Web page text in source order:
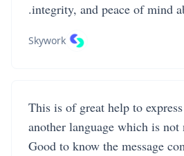
integrity, and peace of mind
Skywork
This is of great help to
another language which is not
Good to know the message